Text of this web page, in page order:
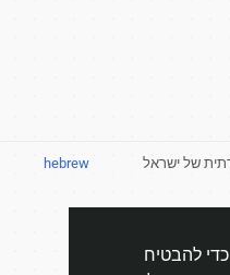
אנו משתמשים בקובצי Cookie כדי להבטיח
hebrew